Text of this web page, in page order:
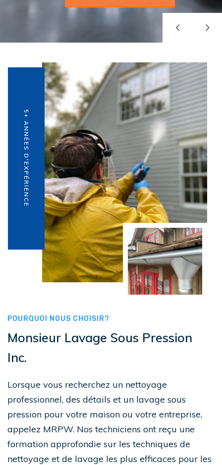
5+ ANNÉES D'EXPÉRIENCE
POURQUOI NOUS CHOISIR?
Monsieur Lavage Sous Pression
Inc.
Lorsque vous recherchez un nettoyage
professionnel, des détails et un lavage sous
pression pour votre maison ou votre entreprise,
appelez MRPW. Nos techniciens ont reçu une
formation approfondie sur les techniques de
nettoyage et de lavage les plus efficaces pour les